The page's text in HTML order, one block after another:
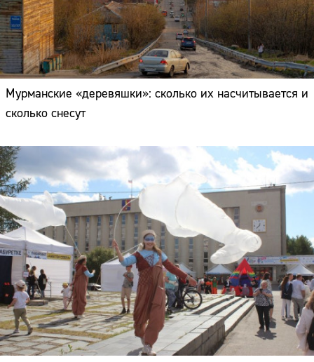
Мурманские «деревяшки»: сколько их насчитывается и
сколько снесут